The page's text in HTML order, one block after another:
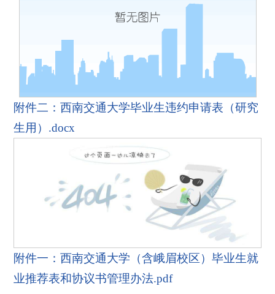
附件二：西南交通大学毕业生违约申请表（研究
生用）.docx
附件一：西南交通大学（含峨眉校区）毕业生就
业推荐表和协议书管理办法.pdf